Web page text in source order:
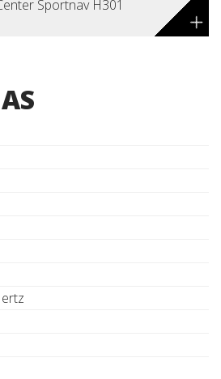
Sportnav H301 +